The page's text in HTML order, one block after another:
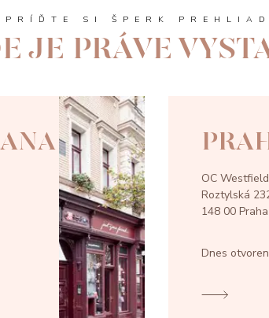
PRÍĎTE SI ŠPERK
JE PRÁVE
OC
Roztylská
148 00
Dnes